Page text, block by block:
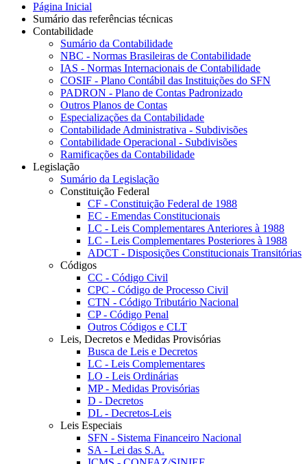
Página Inicial
Sumário das referências técnicas
Contabilidade
Sumário da Contabilidade
NBC - Normas Brasileiras de Contabilidade
IAS - Normas Internacionais de Contabilidade
COSIF - Plano Contábil das Instituições do SFN
PADRON - Plano de Contas Padronizado
Outros Planos de Contas
Especializações da Contabilidade
Contabilidade Administrativa - Subdivisões
Contabilidade Operacional - Subdivisões
Ramificações da Contabilidade
Legislação
Sumário da Legislação
Constituição Federal
CF - Constituição Federal de 1988
EC - Emendas Constitucionais
LC - Leis Complementares Anteriores à 1988
LC - Leis Complementares Posteriores à 1988
ADCT - Disposições Constitucionais Transitórias
Códigos
CC - Código Civil
CPC - Código de Processo Civil
CTN - Código Tributário Nacional
CP - Código Penal
Outros Códigos e CLT
Leis, Decretos e Medidas Provisórias
Busca de Leis e Decretos
LC - Leis Complementares
LO - Leis Ordinárias
MP - Medidas Provisórias
D - Decretos
DL - Decretos-Leis
Leis Especiais
SFN - Sistema Financeiro Nacional
SA - Lei das S.A.